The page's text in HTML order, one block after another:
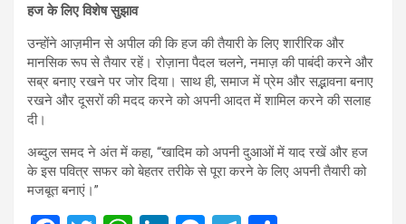
हज के लिए विशेष सुझाव
उन्होंने आज़मीन से अपील की कि हज की तैयारी के लिए शारीरिक और
मानसिक रूप से तैयार रहें। रोज़ाना पैदल चलने, नमाज़ की पाबंदी करने और
सब्र बनाए रखने पर जोर दिया। साथ ही, समाज में प्रेम और सद्भावना बनाए
रखने और दूसरों की मदद करने को अपनी आदत में शामिल करने की सलाह
दी।
अब्दुल समद ने अंत में कहा, “खादिम को अपनी दुआओं में याद रखें और हज
के इस पवित्र सफर को बेहतर तरीके से पूरा करने के लिए अपनी तैयारी को
मजबूत बनाएं।”